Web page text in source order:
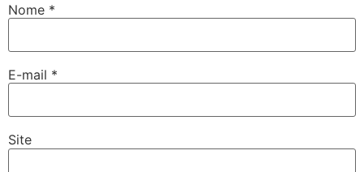
Nome *
E-mail *
Site